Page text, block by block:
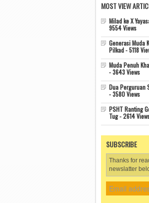
MOST VIEW
Milad ke X
9554 Views
Generasi Muda
Pilkad - 5118
Muda Penuh
- 3643 Views
Dua Perguruan
- 3580 Views
PSHT Ranting
Tug - 2614
SUBSCRIBE
Thanks for
newslatter